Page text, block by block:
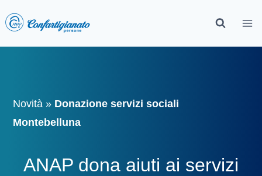
Novità » Donazione servizi sociali
Montebelluna
ANAP dona aiuti ai servizi